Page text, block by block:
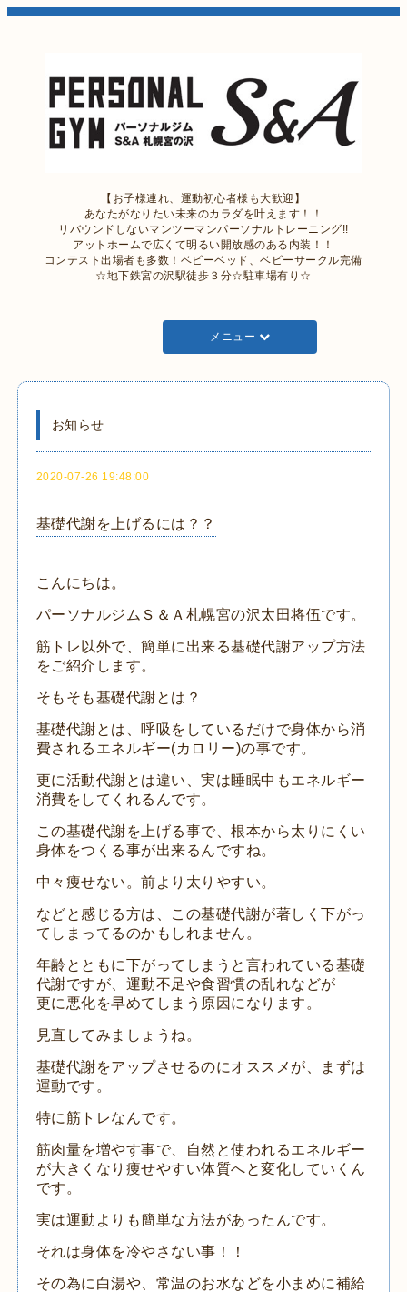
【お子様連れ、運動初心者様も大歓迎】
あなたがなりたい未来のカラダを叶えます！！
リバウンドしないマンツーマンパーソナルトレーニング!!
アットホームで広くて明るい開放感のある内装！！
コンテスト出場者も多数！ベビーベッド、ベビーサークル完備
☆地下鉄宮の沢駅徒歩３分☆駐車場有り☆
メニュー
お知らせ
2020-07-26 19:48:00
基礎代謝を上げるには？？
こんにちは。
パーソナルジムＳ＆Ａ札幌宮の沢太田将伍です。
筋トレ以外で、簡単に出来る基礎代謝アップ方法
をご紹介します。
そもそも基礎代謝とは？
基礎代謝とは、呼吸をしているだけで身体から消
費されるエネルギー(カロリー)の事です。
更に活動代謝とは違い、実は睡眠中もエネルギー
消費をしてくれるんです。
この基礎代謝を上げる事で、根本から太りにくい
身体をつくる事が出来るんですね。
中々痩せない。前より太りやすい。
などと感じる方は、この基礎代謝が著しく下がっ
てしまってるのかもしれません。
年齢とともに下がってしまうと言われている基礎
代謝ですが、運動不足や食習慣の乱れなどが
更に悪化を早めてしまう原因になります。
見直してみましょうね。
基礎代謝をアップさせるのにオススメが、まずは
運動です。
特に筋トレなんです。
筋肉量を増やす事で、自然と使われるエネルギー
が大きくなり痩せやすい体質へと変化していくん
です。
実は運動よりも簡単な方法があったんです。
それは身体を冷やさない事！！
その為に白湯や、常温のお水などを小まめに補給